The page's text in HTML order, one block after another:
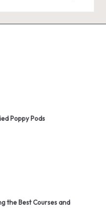
Poppy Pods
the Best Courses and